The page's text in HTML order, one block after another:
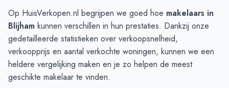
Oudeschans
Vriescheloo
€ 2.982
Wedde
Finsterwolde
€ 2.886
Winschoten
€ 2.825
Blijham
€ 2.391
Op HuisVerkopen.nl begrijpen we goed hoe makelaars in
Blijham kunnen verschillen in hun prestaties. Dankzij onze
gedetailleerde statistieken over verkoopsnelheid,
verkoopprijs en aantal verkochte woningen, kunnen we een
heldere vergelijking maken en je zo helpen de meest
geschikte makelaar te vinden.